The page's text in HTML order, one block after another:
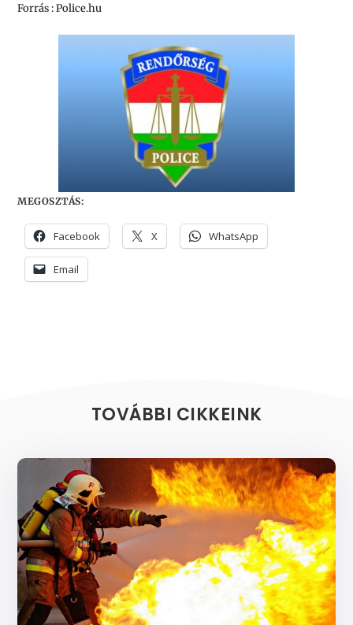
Forrás : Police.hu
MEGOSZTÁS:
Facebook X WhatsApp
Email
TOVÁBBI CIKKEINK